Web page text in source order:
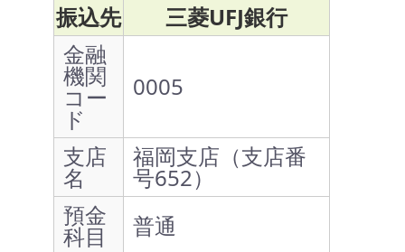
振込先
三菱UFJ銀行
金融
機関
コー
ド
0005
支店
名
福岡支店（支店番
号652）
預金
科目
普通